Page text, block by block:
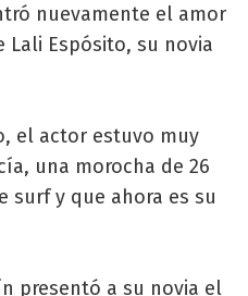
nuevamente el amor
Lali Espósito, su novia
el actor estuvo muy
una morocha de 26
surf y que ahora es su
presentó a su novia el